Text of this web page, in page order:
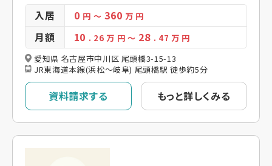
入居 0 円 ～ 360万 円
月額 10 . 26万 円 ～ 28 . 47 万 円
愛知県 名古屋市中川区 尾頭橋3-15-13
JR東海道本線(浜松～岐阜) 尾頭橋駅 徒歩約5分
資料請求する もっと詳しくみる